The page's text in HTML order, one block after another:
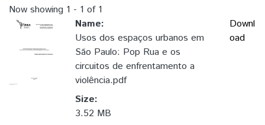
Now showing 1 - 1 of 1
Name:
Usos dos espaços urbanos em
São Paulo: Pop Rua e os
circuitos de enfrentamento a
violência.pdf
Size:
3.52 MB
Downl
oad